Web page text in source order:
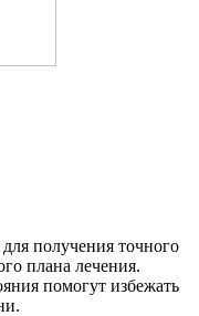
получения точного
плана лечения.
помогут избежать